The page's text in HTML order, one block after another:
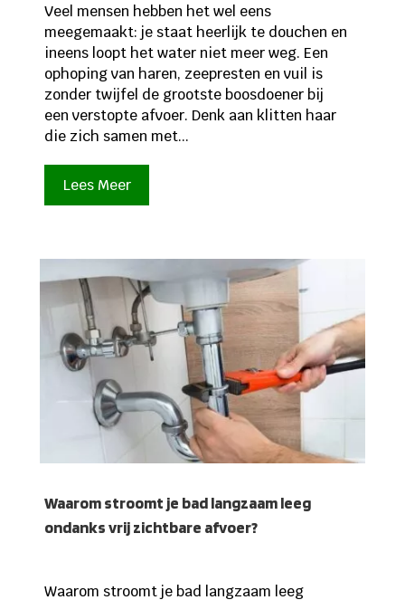
Veel mensen hebben het wel eens
meegemaakt: je staat heerlijk te douchen en
ineens loopt het water niet meer weg. Een
ophoping van haren, zeepresten en vuil is
zonder twijfel de grootste boosdoener bij
een verstopte afvoer. Denk aan klitten haar
die zich samen met...
Lees Meer
Waarom stroomt je bad langzaam leeg
ondanks vrij zichtbare afvoer?
Waarom stroomt je bad langzaam leeg